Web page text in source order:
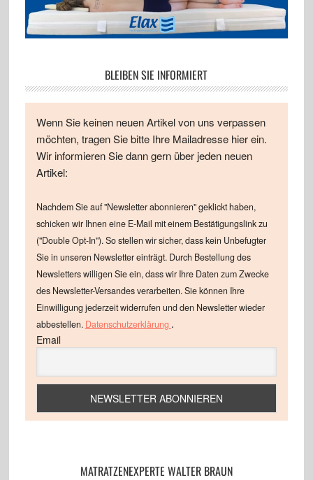
BLEIBEN SIE INFORMIERT
Wenn Sie keinen neuen Artikel von uns verpassen
möchten, tragen Sie bitte Ihre Mailadresse hier ein.
Wir informieren Sie dann gern über jeden neuen
Artikel:
Nachdem Sie auf "Newsletter abonnieren" geklickt haben,
schicken wir Ihnen eine E-Mail mit einem Bestätigungslink zu
("Double Opt-In"). So stellen wir sicher, dass kein Unbefugter
Sie in unseren Newsletter einträgt. Durch Bestellung des
Newsletters willigen Sie ein, dass wir Ihre Daten zum Zwecke
des Newsletter-Versandes verarbeiten. Sie können Ihre
Einwilligung jederzeit widerrufen und den Newsletter wieder
abbestellen. Datenschutzerklärung .
Email
MATRATZENEXPERTE WALTER BRAUN